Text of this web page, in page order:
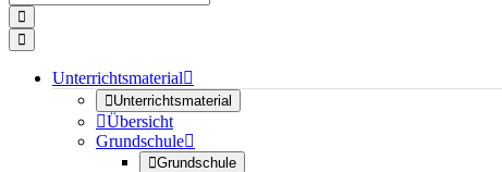


Unterrichtsmaterial
Unterrichtsmaterial
Übersicht
Grundschule
Grundschule